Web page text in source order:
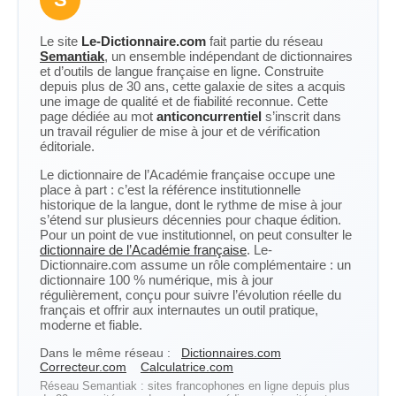
Le site Le-Dictionnaire.com fait partie du réseau
Semantiak, un ensemble indépendant de dictionnaires
et d’outils de langue française en ligne. Construite
depuis plus de 30 ans, cette galaxie de sites a acquis
une image de qualité et de fiabilité reconnue. Cette
page dédiée au mot anticoncurrentiel s’inscrit dans
un travail régulier de mise à jour et de vérification
éditoriale.
Le dictionnaire de l’Académie française occupe une
place à part : c’est la référence institutionnelle
historique de la langue, dont le rythme de mise à jour
s’étend sur plusieurs décennies pour chaque édition.
Pour un point de vue institutionnel, on peut consulter le
dictionnaire de l’Académie française. Le-
Dictionnaire.com assume un rôle complémentaire : un
dictionnaire 100 % numérique, mis à jour
régulièrement, conçu pour suivre l’évolution réelle du
français et offrir aux internautes un outil pratique,
moderne et fiable.
Dans le même réseau :
Dictionnaires.com
Correcteur.com
Calculatrice.com
Réseau Semantiak : sites francophones en ligne depuis plus